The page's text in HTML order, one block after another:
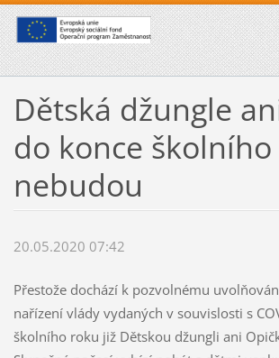
Dětská džungle
do konce
nebudou
20.05.2020 07:42
Přestože dochází k pozvolnému
nařízení vlády vydaných v souvislosti s
školního roku již Dětskou džungli ani